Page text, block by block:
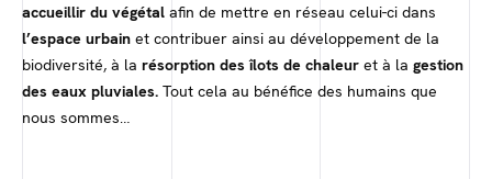
accueillir du végétal afin de mettre en réseau celui-ci dans
l’espace urbain et contribuer ainsi au développement de la
biodiversité, à la résorption des îlots de chaleur et à la gestion
des eaux pluviales. Tout cela au bénéfice des humains que
nous sommes…